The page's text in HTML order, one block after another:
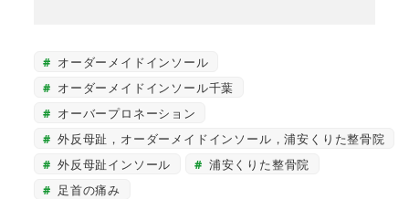
オーダーメイドインソール
オーダーメイドインソール千葉
オーバープロネーション
外反母趾，オーダーメイドインソール，浦安くりた整骨院
外反母趾インソール
浦安くりた整骨院
足首の痛み